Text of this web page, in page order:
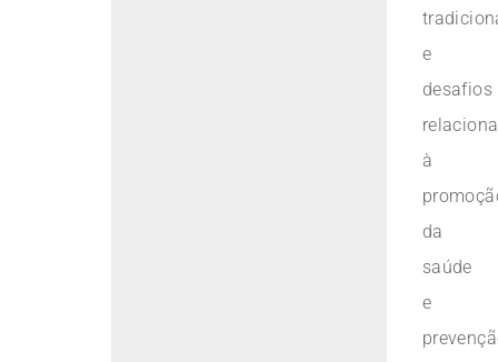
e
desafios
à
da
saúde
e